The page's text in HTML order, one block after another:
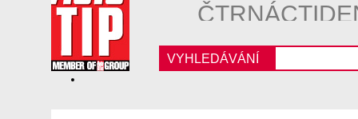
VYHLEDÁVÁNÍ